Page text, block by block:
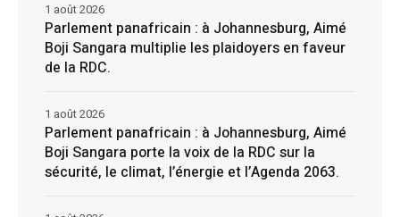
Parlement panafricain : à Johannesburg, Aimé
Boji Sangara multiplie les plaidoyers en faveur
de la RDC.
1 août 2026
Parlement panafricain : à Johannesburg, Aimé
Boji Sangara porte la voix de la RDC sur la
sécurité, le climat, l’énergie et l’Agenda 2063.
1 août 2026